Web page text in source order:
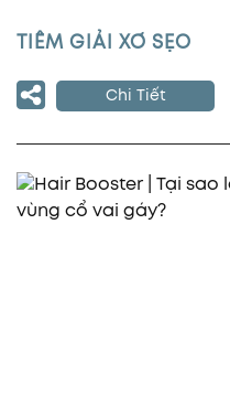
TIÊM GIẢI XƠ SẸO
Chi Tiết